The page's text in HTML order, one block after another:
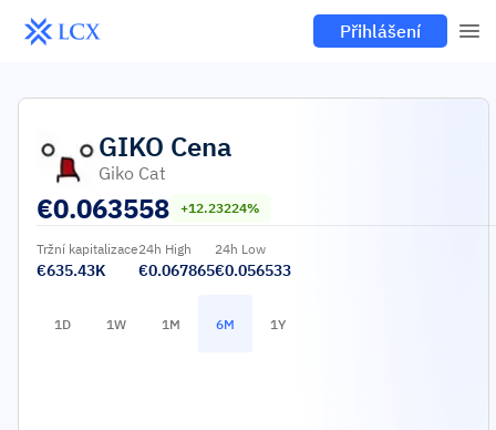
Přihlášení
GIKO Cena
Giko Cat
€0.063558 +12.23224%
Tržní kapitalizace
€635.43K
24h High
€0.067865
24h Low
€0.056533
1D 1W 1M 6M 1Y